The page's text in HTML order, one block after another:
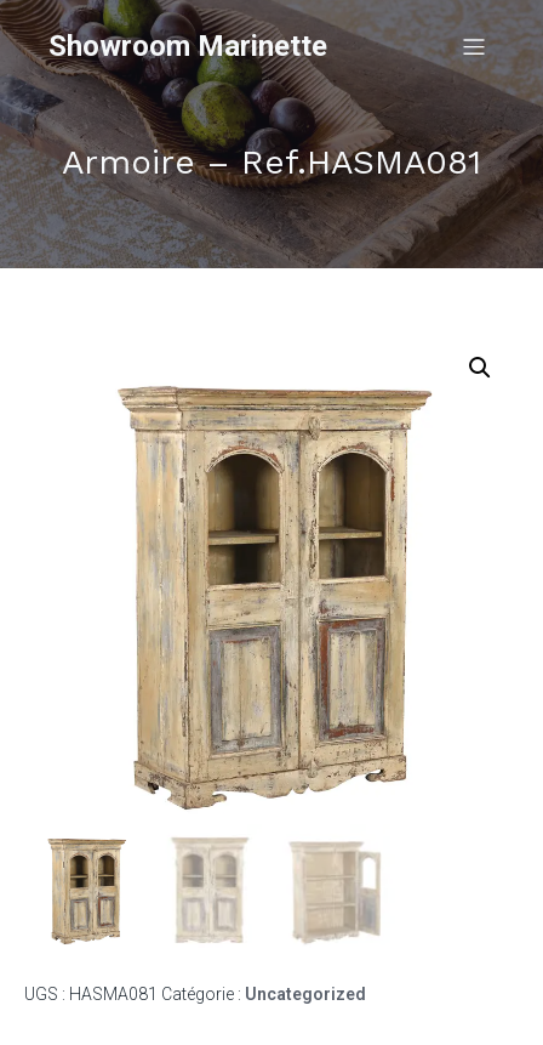
Showroom Marinette
Armoire – Ref.HASMA081
UGS : HASMA081 Catégorie : Uncategorized